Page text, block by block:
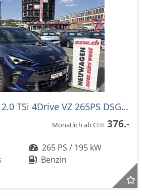
CUPRA Terramar 2.0 TSi 4Drive VZ 265PS DSG-Aut. -44%!
Monatlich ab CHF376.-
265 PS / 195 kW
Benzin